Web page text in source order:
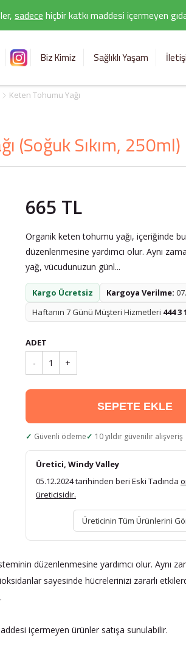
sadecehiçbir katkı maddesi içermeyen
Biz Kimiz Sağlıklı Yaşam
Keten Tohumu Yağı
(Soğuk Sıkım,
665 TL
Organik keten tohumu yağı, içeriğinde
düzenlenmesine yardımcı olur. Aynı
yağ, vücudunuzun günl...
Kargo Ücretsiz Kargoya Verilme:
Haftanın 7 Günü Müşteri Hizmetleri 444 3
ADET
- 1 +
SEPETE EKLE
Güvenli ödeme 10 yıldır güvenilir alışveriş
Üretici, Windy Valley
05.12.2024 tarihinden beri Eski Tadında
üreticisidir.
Üreticinin Tüm Ürünlerini
düzenlenmesine yardımcı olur. Aynı
sayesinde hücrelerinizi zararlı
içermeyen ürünler satışa sunulabilir.